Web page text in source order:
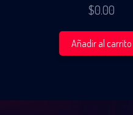
$0.00
Añadir al carrito